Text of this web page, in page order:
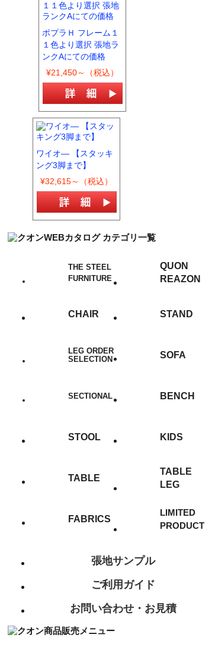
ポプラＨ フレーム１
１色より選択 張地ラ
ンクAにての価格
¥21,450～（税込）
ワイオ― 【スタッキ
ング3脚まで】
¥32,615～（税込）
THE STEEL
FURNITURE
QUON
REAZON
CHAIR STAND
LEG ORDER
SELECTION
SOFA
SECTIONAL BENCH
STOOL KIDS
TABLE
TABLE
LEG
FABRICS
LIMITED
PRODUCT
張地サンプル
ご利用ガイド
お問い合わせ・お見積